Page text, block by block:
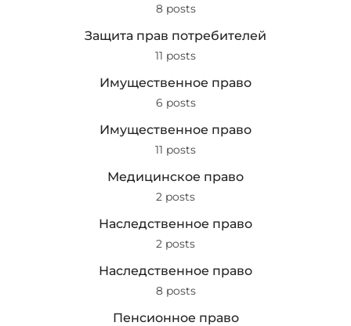
8 posts
Защита прав потребителей
11 posts
Имущественное право
6 posts
Имущественное право
11 posts
Медицинское право
2 posts
Наследственное право
2 posts
Наследственное право
8 posts
Пенсионное право